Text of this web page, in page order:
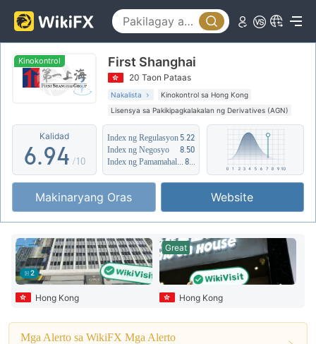
Kinokontrol First Shanghai
20 Taon Pataas
Nakalista
Kinokontrol sa Hong Kong
Lisensya sa Pakikipagkalakalan ng Derivatives (AGN)
Kahina-hinalang saklaw ng Negosyo
Katamtamang potensyal na peligro
Kalidad
1
2
3
5
6
7
8
9
.
4
5
6
8
9
0
1
3
4
5
6
7
8
9
/10
Index ng Regulasyon 5.22
Index ng Negosyo
8.50
8.19
Makinaryang Oras Website
2
Hong Kong
Great
Hong Kong
Mga Alerto sa WikiFX Mga Alerto